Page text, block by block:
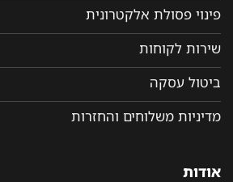
פינוי פסולת אלקטרונית
שירות לקוחות
ביטול עסקה
מדיניות משלוחים והחזרות
אודות